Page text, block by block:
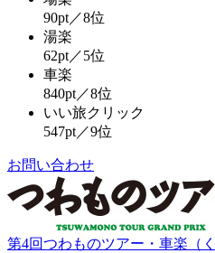
90pt／8位
湯楽
62pt／5位
車楽
840pt／8位
いい旅クリック
547pt／9位
お問い合わせ
第4回つわものツアー・車楽（